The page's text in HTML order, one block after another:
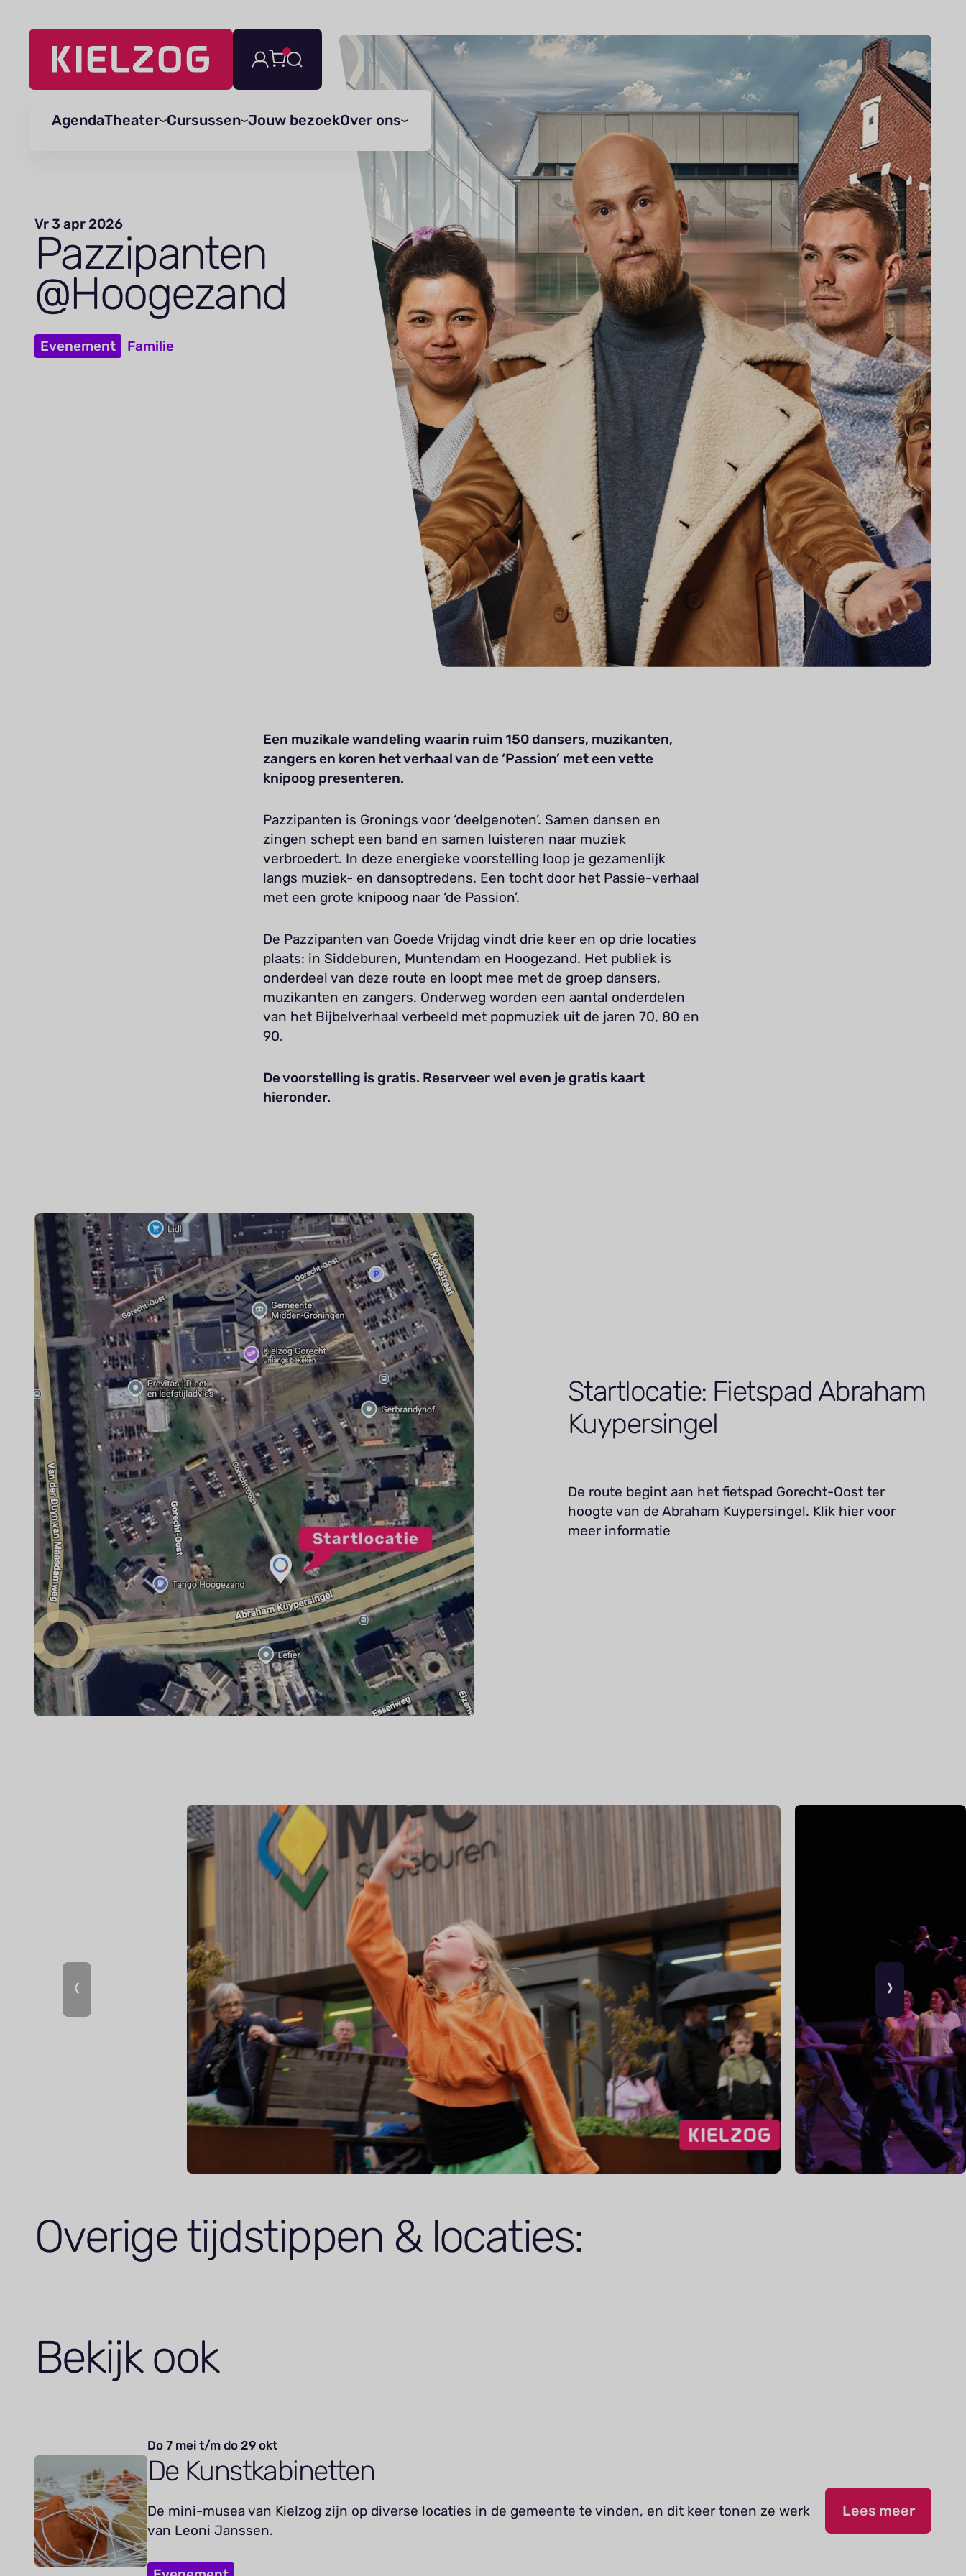
Navigatie
AgendaTheater Cursussen Jouw bezoekOver ons
Vr 3 apr 2026
Paz­zi­panten
@Hoogezand
Evenement Familie
Een muzikale wandeling waarin ruim 150 dansers, muzikanten,
zangers en koren het verhaal van de ‘Passion’ met een vette
knipoog presenteren.
Pazzipanten is Gronings voor ‘deelgenoten’. Samen dansen en
zingen schept een band en samen luisteren naar muziek
verbroedert. In deze energieke voorstelling loop je gezamenlijk
langs muziek- en dansoptredens. Een tocht door het Passie-verhaal
met een grote knipoog naar ‘de Passion’.
De Pazzipanten van Goede Vrijdag vindt drie keer en op drie locaties
plaats: in Siddeburen, Muntendam en Hoogezand. Het publiek is
onderdeel van deze route en loopt mee met de groep dansers,
muzikanten en zangers. Onderweg worden een aantal onderdelen
van het Bijbelverhaal verbeeld met popmuziek uit de jaren 70, 80 en
90.
De voorstelling is gratis. Reserveer wel even je gratis kaart
hieronder.
Startlocatie: Fietspad Abraham
Kuypersingel
De route begint aan het fietspad Gorecht-Oost ter
hoogte van de Abraham Kuypersingel. Klik hiervoor
meer informatie
Overige tijdstippen & locaties:
Bekijk ook
Do 7 mei t/m do 29 okt
De Kunstkabinetten
De mini-musea van Kielzog zijn op diverse locaties in de gemeente te vinden, en dit keer tonen ze werk
van Leoni Janssen.
Lees meer